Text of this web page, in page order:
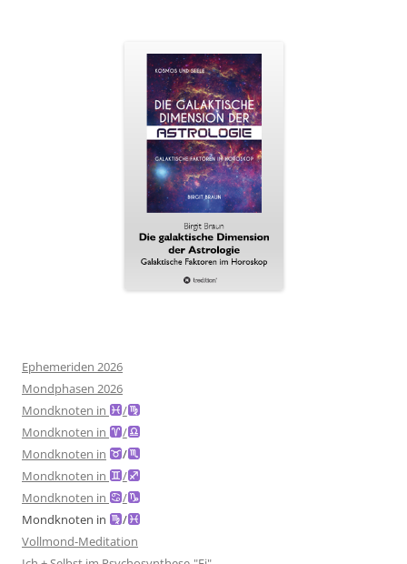
Ephemeriden 2026
Mondphasen 2026
Mondknoten in
/
Mondknoten in
/
Mondknoten in
/
Mondknoten in
/
Mondknoten in
/
Mondknoten in
/
Vollmond-Meditation